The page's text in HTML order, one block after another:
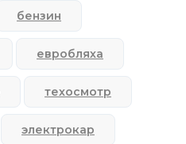
бензин
евробляха
техосмотр
электрокар